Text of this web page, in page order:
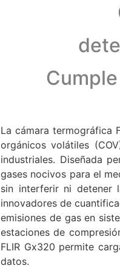
La cámara termográfica
orgánicos volátiles
industriales. Diseñada
gases nocivos para el
sin interferir ni detener
innovadores de
emisiones de gas en
estaciones de
FLIR Gx320 permite
datos.